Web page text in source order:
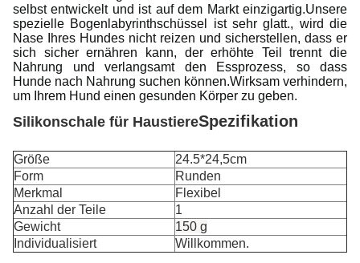
selbst entwickelt und ist auf dem Markt einzigartig.Unsere
spezielle Bogenlabyrinthschüssel ist sehr glatt., wird die
Nase Ihres Hundes nicht reizen und sicherstellen, dass er
sich sicher ernähren kann, der erhöhte Teil trennt die
Nahrung und verlangsamt den Essprozess, so dass
Hunde nach Nahrung suchen können.Wirksam verhindern,
um Ihrem Hund einen gesunden Körper zu geben.
Silikonschale für HaustiereSpezifikation
Größe
24.5*24,5cm
Form
Runden
Merkmal
Flexibel
Anzahl der Teile
1
Gewicht
150 g
Individualisiert
Willkommen.